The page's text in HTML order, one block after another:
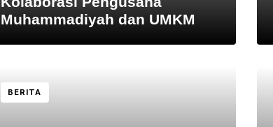
Muhammadiyah dan UMKM
BERITA